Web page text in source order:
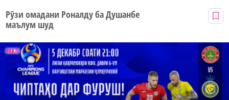
Рӯзи омадани Роналду ба Душанбе
маълум шуд